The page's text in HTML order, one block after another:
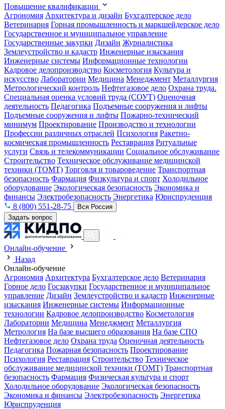
Повышение квалификации
Агрономия Архитектура и дизайн Бухгалтерское дело
Ветеринария Горная промышленность и маркшейдерское дело
Государственное и муниципальное управление
Государственные закупки Дизайн Журналистика
Землеустройство и кадастр Инженерные изыскания
Инженерные системы Информационные технологии
Кадровое делопроизводство Косметология Культура и
искусство Лаборатории Медицина Менеджмент Металлургия
Метрологический контроль Нефтегазовое дело Охрана труда.
Специальная оценка условий труда (СОУТ) Оценочная
деятельность Педагогика Подъемные сооружения и лифты
Подъемные сооружения и лифты Пожарно-технический
минимум Проектирование Производство и технологии
Профессии различных отраслей Психология Ракетно-
космическая промышленность Реставрация Ритуальные
услуги Связь и телекоммуникации Социальное обслуживание
Строительство Техническое обслуживание медицинской
техники (ТОМТ) Торговля и товароведение Транспортная
безопасность Фармация Физкультура и спорт Холодильное
оборудование Экологическая безопасность Экономика и
финансы Электробезопасность Энергетика Юриспруденция
8 (800) 551-28-75
Вся Россия
Задать вопрос
Онлайн-обучение
Назад
Онлайн-обучение
Агрономия Архитектура Бухгалтерское дело Ветеринария
Горное дело Госзакупки Государственное и муниципальное
управление Дизайн Землеустройство и кадастр Инженерные
изыскания Инженерные системы Информационные
технологии Кадровое делопроизводство Косметология
Лаборатории Медицина Менеджмент Металлургия
Метрология На базе высшего образования На базе СПО
Нефтегазовое дело Охрана труда Оценочная деятельность
Педагогика Пожарная безопасность Проектирование
Психология Реставрация Строительство Техническое
обслуживание медицинской техники (ТОМТ) Транспортная
безопасность Фармация Физическая культура и спорт
Холодильное оборудование Экологическая безопасность
Экономика и финансы Электробезопасность Энергетика
Юриспруденция